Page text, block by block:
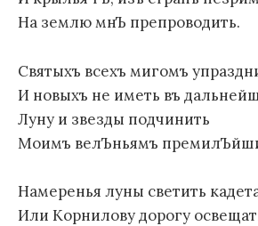
На землю мнЪ препроводить.
Святыхъ всехъ мигомъ
И новыхъ не иметь въ
Луну и звезды подчинить
Моимъ велЪньямъ
Намеренья луны светить
Или Корнилову дорогу